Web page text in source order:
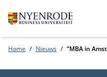
Home Nieuws “MBA in